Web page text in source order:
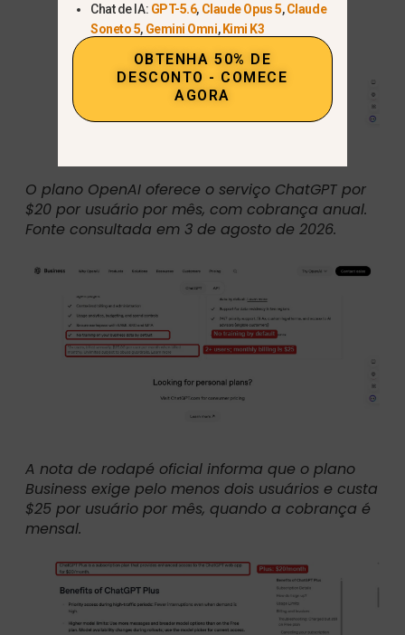
O plano OpenAI oferece o serviço ChatGPT por
$20 por usuário por mês, com cobrança anual.
Fonte consultada em 3 de agosto de 2026.
A nota de rodapé oficial informa que o plano
Business exige pelo menos dois usuários e custa
$25 por usuário por mês, quando a cobrança é
mensal.
Chat de IA: GPT-5.6, Claude Opus 5,Claude
Soneto 5, Gemini Omni, Kimi K3
OBTENHA 50% DE
DESCONTO - COMECE
AGORA